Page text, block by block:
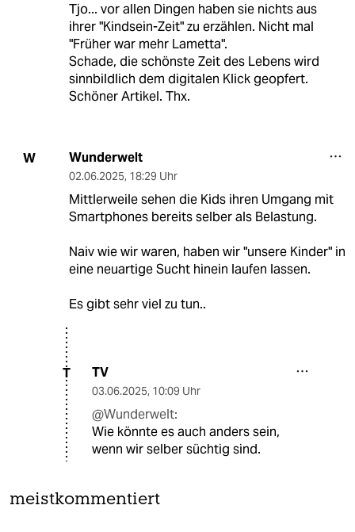
Tjo... vor allen Dingen haben sie nichts aus
ihrer "Kindsein-Zeit" zu erzählen. Nicht mal
"Früher war mehr Lametta".
Schade, die schönste Zeit des Lebens wird
sinnbildlich dem digitalen Klick geopfert.
Schöner Artikel. Thx.
W Wunderwelt
02.06.2025, 18:29 Uhr
Mittlerweile sehen die Kids ihren Umgang mit
Smartphones bereits selber als Belastung.
Naiv wie wir waren, haben wir "unsere Kinder" in
eine neuartige Sucht hinein laufen lassen.
Es gibt sehr viel zu tun..
T TV
03.06.2025, 10:09 Uhr
@Wunderwelt:
Wie könnte es auch anders sein,
wenn wir selber süchtig sind.
meistkommentiert